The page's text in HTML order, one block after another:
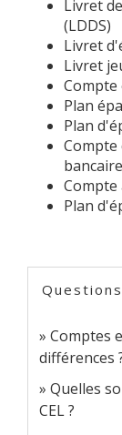
Livret
(LDDS)
Livret
Livret
Compte
Plan
Plan
bancaire
Compte
Plan
Comptes
différences
Quelles
CEL ?